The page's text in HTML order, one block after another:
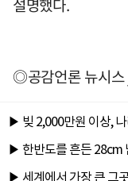
설명했다.
◎공감언론 뉴시스